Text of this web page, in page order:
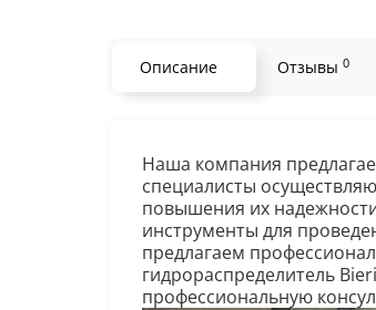
Описание Отзывы 0
Наша компания
специалисты
повышения их
инструменты для
предлагаем
гидрораспределитель
профессиональную